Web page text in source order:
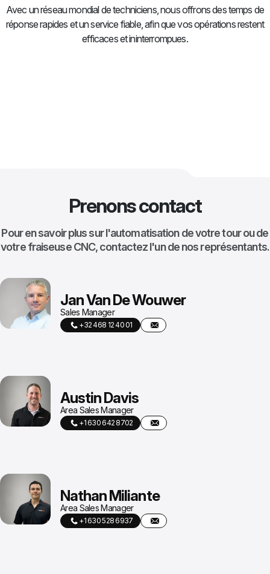
Avec un réseau mondial de techniciens, nous offrons des temps de
réponse rapides et un service fiable, afin que vos opérations restent
efficaces et ininterrompues.
Prenons contact
Pour en savoir plus sur l'automatisation de votre tour ou de
votre fraiseuse CNC, contactez l'un de nos représentants.
Jan Van De Wouwer
Sales Manager
+32 468 12 40 01
Austin Davis
Area Sales Manager
+1 630 642 8702
Nathan Miliante
Area Sales Manager
+1 630 528 6937